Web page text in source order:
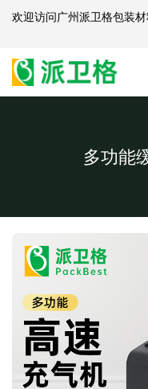
多功能
欢迎访问广州派卫格包装